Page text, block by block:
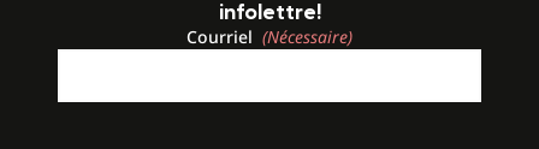
infolettre!
Courriel (Nécessaire)